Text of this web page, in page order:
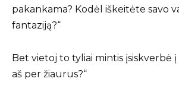
pakankama? Kodėl iškeitėte savo
fantaziją?“
Bet vietoj to tyliai mintis įsiskverbė į
aš per žiaurus?“